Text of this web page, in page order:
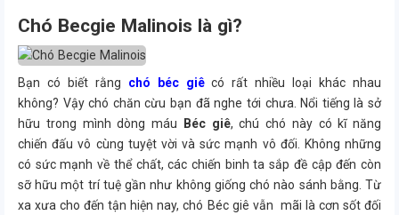
Chó Becgie Malinois là gì?
Bạn có biết rằng chó béc giêcó rất nhiều loại khác nhau
không? Vậy chó chăn cừu bạn đã nghe tới chưa. Nổi tiếng là sở
hữu trong mình dòng máu
Béc giê, chú chó này có kĩ năng
chiến đấu vô cùng tuyệt vời và sức mạnh vô đối. Không những
có sức mạnh về thể chất, các chiến binh ta sắp đề cập đến còn
sỡ hữu một trí tuệ gần như không giống chó nào sánh bằng. Từ
xa xưa cho đến tận hiện nay, chó Béc giê vẫn mãi là cơn sốt đối